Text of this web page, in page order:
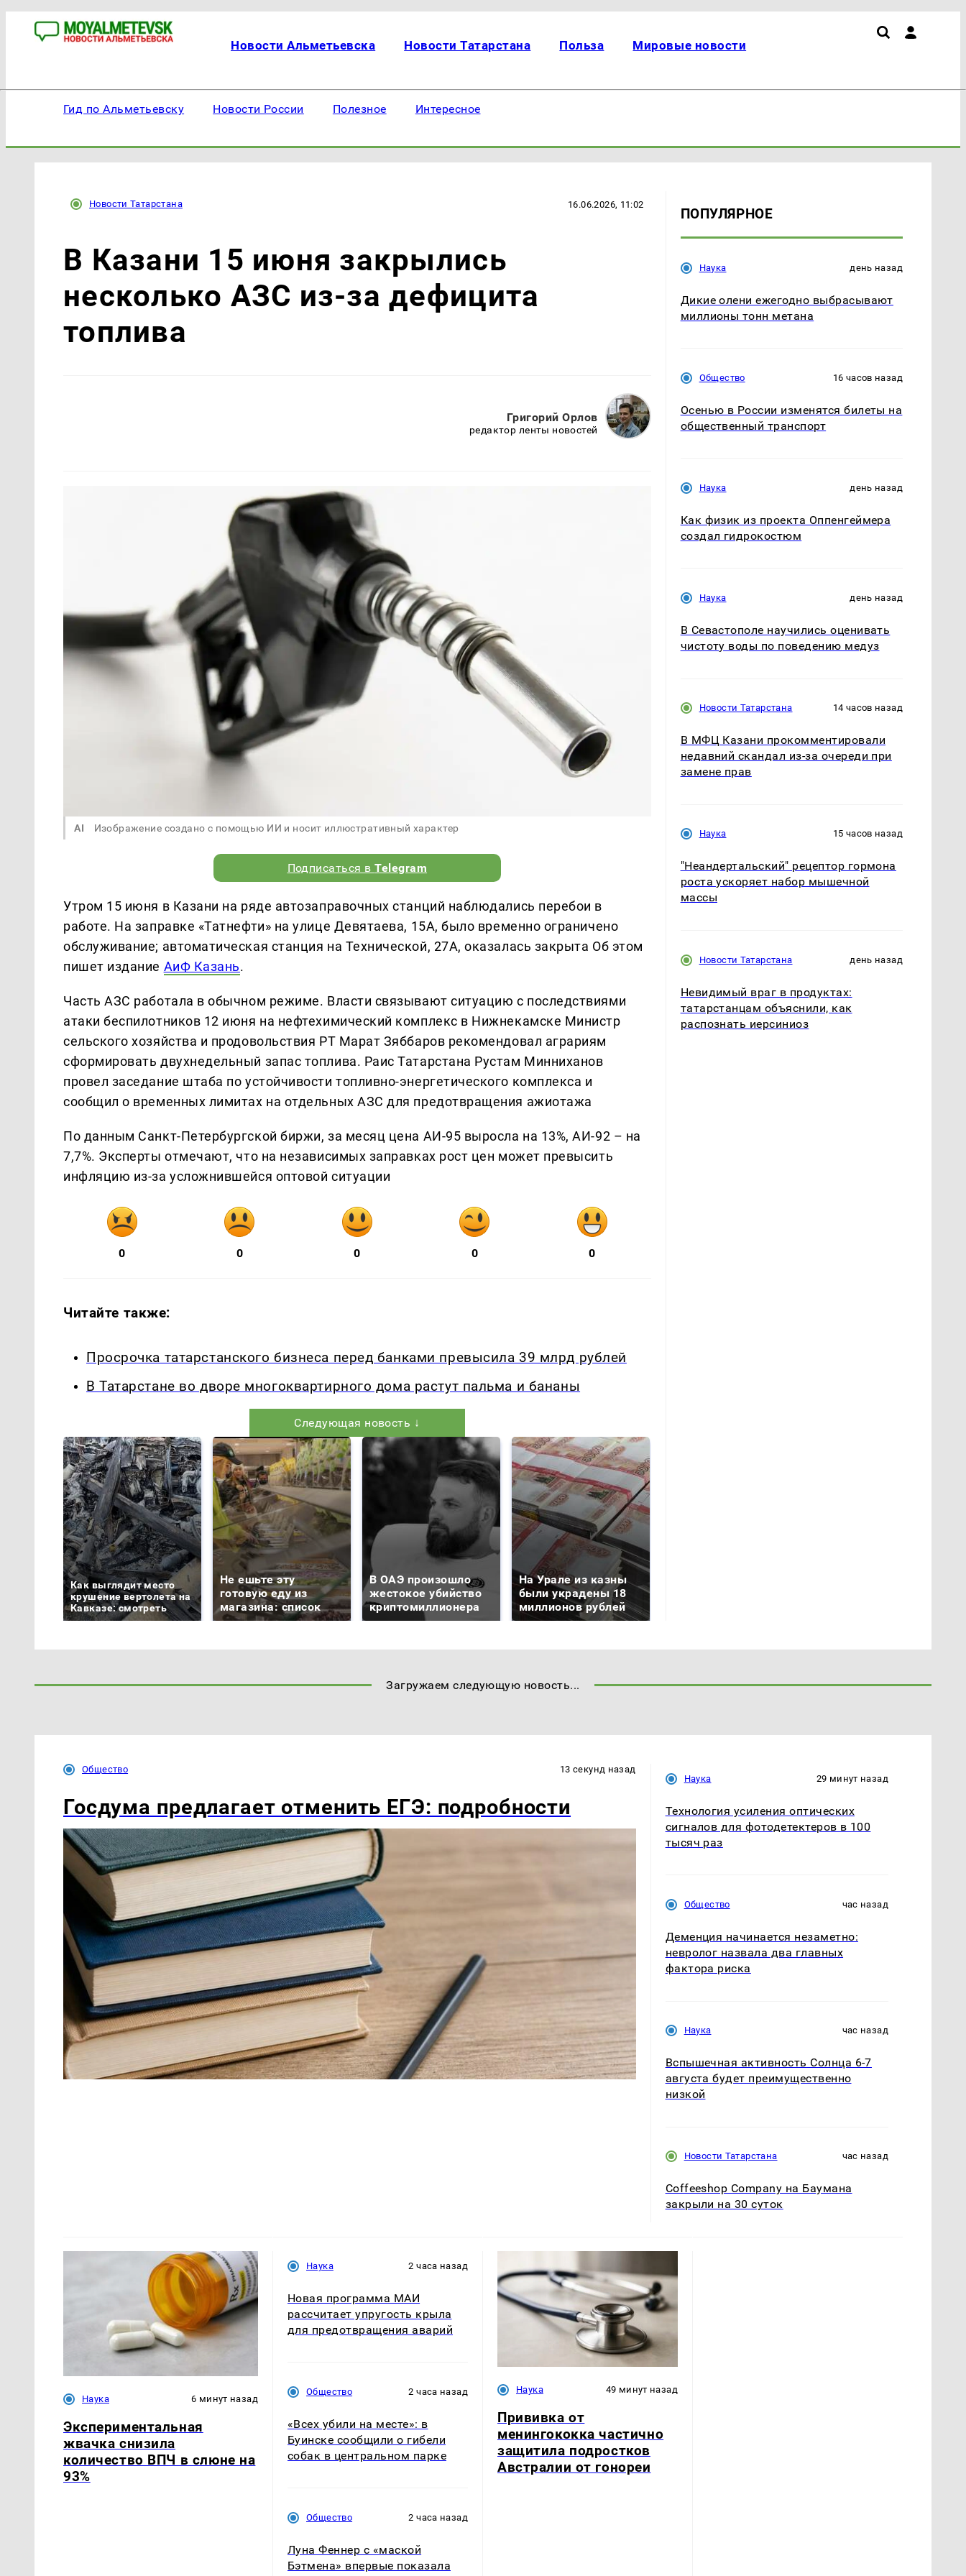
Новости Альметьевска Новости Татарстана Польза Мировые новости
Гид по Альметьевску Новости России Полезное Интересное
Новости Татарстана 16.06.2026, 11:02
В Казани 15 июня закрылись
несколько АЗС из-за дефицита
топлива
Григорий Орлов
редактор ленты новостей
AI Изображение создано с помощью ИИ и носит иллюстративный характер
Подписаться вTelegram
Утром 15 июня в Казани на ряде автозаправочных станций наблюдались перебои в
работе. На заправке «Татнефти» на улице Девятаева, 15А, было временно ограничено
обслуживание; автоматическая станция на Технической, 27А, оказалась закрыта Об этом
пишет издание АиФ Казань.
Часть АЗС работала в обычном режиме. Власти связывают ситуацию с последствиями
атаки беспилотников 12 июня на нефтехимический комплекс в Нижнекамске Министр
сельского хозяйства и продовольствия РТ Марат Зяббаров рекомендовал аграриям
сформировать двухнедельный запас топлива. Раис Татарстана Рустам Минниханов
провел заседание штаба по устойчивости топливно-энергетического комплекса и
сообщил о временных лимитах на отдельных АЗС для предотвращения ажиотажа
По данным Санкт-Петербургской биржи, за месяц цена АИ-95 выросла на 13%, АИ-92 – на
7,7%. Эксперты отмечают, что на независимых заправках рост цен может превысить
инфляцию из-за усложнившейся оптовой ситуации
0 0 0 0 0
Читайте также:
Просрочка татарстанского бизнеса перед банками превысила 39 млрд рублей
В Татарстане во дворе многоквартирного дома растут пальма и бананы
Следующая новость ↓
Как выглядит место
крушение вертолета на
Кавказе: смотреть
Не ешьте эту
готовую еду из
магазина: список
В ОАЭ произошло
жестокое убийство
криптомиллионера
На Урале из казны
были украдены 18
миллионов рублей
ПОПУЛЯРНОЕ
Наука день назад
Дикие олени ежегодно выбрасывают
миллионы тонн метана
Общество 16 часов назад
Осенью в России изменятся билеты на
общественный транспорт
Наука день назад
Как физик из проекта Оппенгеймера
создал гидрокостюм
Наука день назад
В Севастополе научились оценивать
чистоту воды по поведению медуз
Новости Татарстана 14 часов назад
В МФЦ Казани прокомментировали
недавний скандал из-за очереди при
замене прав
Наука 15 часов назад
"Неандертальский" рецептор гормона
роста ускоряет набор мышечной
массы
Новости Татарстана день назад
Невидимый враг в продуктах:
татарстанцам объяснили, как
распознать иерсиниоз
Загружаем следующую новость...
Общество 13 секунд назад
Госдума предлагает отменить ЕГЭ: подробности
Наука 29 минут назад
Технология усиления оптических
сигналов для фотодетектеров в 100
тысяч раз
Общество час назад
Деменция начинается незаметно:
невролог назвала два главных
фактора риска
Наука час назад
Вспышечная активность Солнца 6-7
августа будет преимущественно
низкой
Новости Татарстана час назад
Coffeeshop Company на Баумана
закрыли на 30 суток
Наука 6 минут назад
Экспериментальная
жвачка снизила
количество ВПЧ в слюне на
93%
Наука 2 часа назад
Новая программа МАИ
рассчитает упругость крыла
для предотвращения аварий
Общество 2 часа назад
«Всех убили на месте»: в
Буинске сообщили о гибели
собак в центральном парке
Общество 2 часа назад
Луна Феннер с «маской
Бэтмена» впервые показала
Наука 49 минут назад
Прививка от
менингококка частично
защитила подростков
Австралии от гонореи